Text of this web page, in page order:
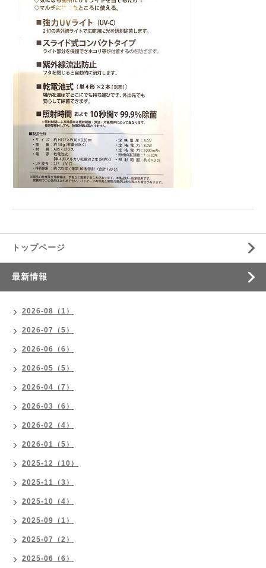
トップページ
最新情報
2026-08（1）
2026-07（5）
2026-06（6）
2026-05（5）
2026-04（7）
2026-03（6）
2026-02（4）
2026-01（5）
2025-12（10）
2025-11（3）
2025-10（4）
2025-09（1）
2025-07（2）
2025-06（6）